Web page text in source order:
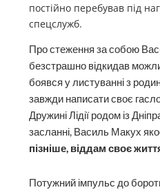
постійно перебував під
спецслужб.
Про стеження за собою
безстрашно відкидав
боявся у листуванні з
завжди написати своє
Дружині Лідії родом із
засланні, Василь Макух
пізніше, віддам своє
Потужний імпульс до